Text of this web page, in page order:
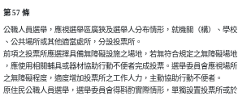
第 57 條
公職人員選舉，應視選舉區廣狹及選舉人分布情形，就機關（構）、學校
、公共場所或其他適當處所，分設投票所。
前項之投票所應選擇具備無障礙設施之場地，若無符合規定之無障礙場地
，應使用相關輔具或器材協助行動不便者完成投票。選舉委員會應視場所
之無障礙程度，適度增加投票所之工作人力，主動協助行動不便者。
原住民公職人員選舉，選舉委員會得斟酌實際情形，單獨設置投票所或於